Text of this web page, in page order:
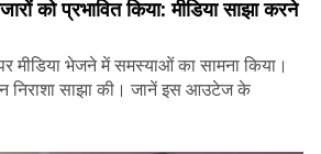
को प्रभावित किया: मीडिया साझा करने
मीडिया भेजने में समस्याओं का सामना किया।
निराशा साझा की। जानें इस आउटेज के